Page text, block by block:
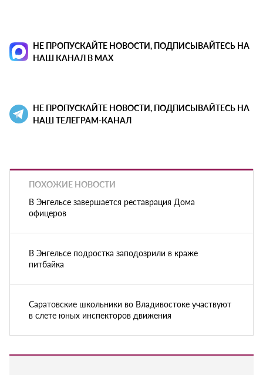
НЕ ПРОПУСКАЙТЕ НОВОСТИ, ПОДПИСЫВАЙТЕСЬ НА
НАШ КАНАЛ В MAX
НЕ ПРОПУСКАЙТЕ НОВОСТИ, ПОДПИСЫВАЙТЕСЬ НА
НАШ ТЕЛЕГРАМ-КАНАЛ
ПОХОЖИЕ НОВОСТИ
В Энгельсе завершается реставрация Дома
офицеров
В Энгельсе подростка заподозрили в краже
питбайка
Саратовские школьники во Владивостоке участвуют
в слете юных инспекторов движения